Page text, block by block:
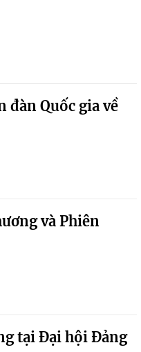
đàn Quốc gia về
và Phiên
tại Đại hội Đảng